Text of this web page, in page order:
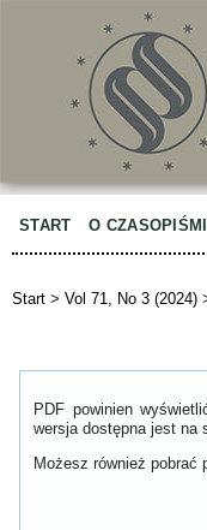
START O
Start > Vol 71, No 3 (2024)
PDF powinien
wersja dostępna jest na
Możesz również pobrać